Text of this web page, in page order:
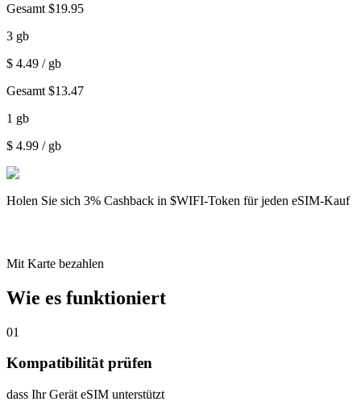
Gesamt $19.95
3 gb
$ 4.49 / gb
Gesamt $13.47
1 gb
$ 4.99 / gb
Holen Sie sich 3% Cashback in $WIFI-Token für jeden eSIM-Kauf
Mit Karte bezahlen
Wie es funktioniert
01
Kompatibilität prüfen
dass Ihr Gerät eSIM unterstützt